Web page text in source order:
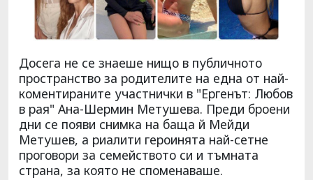
Досега не се знаеше нищо в публичното
пространство за родителите на една от най-
коментираните участнички в "Ергенът: Любов
в рая" Ана-Шермин Метушева. Преди броени
дни се появи снимка на баща й Мейди
Метушев, а риалити героинята най-сетне
проговори за семейството си и тъмната
страна, за която не споменаваше.